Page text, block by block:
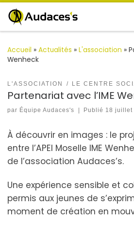
Passer au contenu
Accueil » Actualités » L'association »
Wenheck
L'ASSOCIATION LE CENTRE
Partenariat avec l’IME
par Équipe Audaces's Publié 18 juillet
À découvrir en images : le
entre l’APEI Moselle IME
de l’association Audaces’s.
Une expérience sensible et
permis aux jeunes de
moment de création en